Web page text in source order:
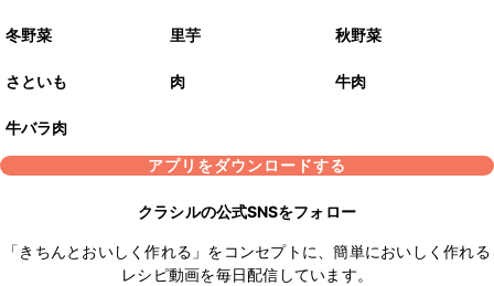
冬野菜 里芋 秋野菜
さといも 肉 牛肉
牛バラ肉
アプリをダウンロードする
クラシルの公式SNSをフォロー
「きちんとおいしく作れる」をコンセプトに、簡単においしく作れる
レシピ動画を毎日配信しています。